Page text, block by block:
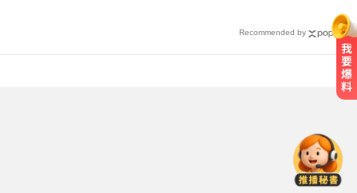
Recommended by